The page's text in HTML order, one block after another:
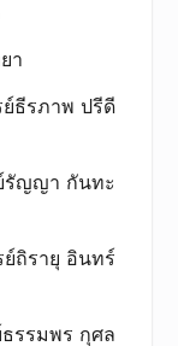
า
ปรีดี
กันทะ
อินทร์
ร กุศล